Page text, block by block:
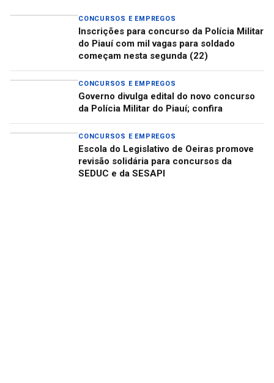
CONCURSOS E EMPREGOS
Inscrições para concurso da Polícia Militar
do Piauí com mil vagas para soldado
começam nesta segunda (22)
CONCURSOS E EMPREGOS
Governo divulga edital do novo concurso
da Polícia Militar do Piauí; confira
CONCURSOS E EMPREGOS
Escola do Legislativo de Oeiras promove
revisão solidária para concursos da
SEDUC e da SESAPI